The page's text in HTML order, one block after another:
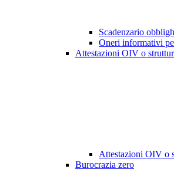
Scadenzario
Oneri informativi
Attestazioni OIV o
Attestazioni OIV o
Burocrazia zero